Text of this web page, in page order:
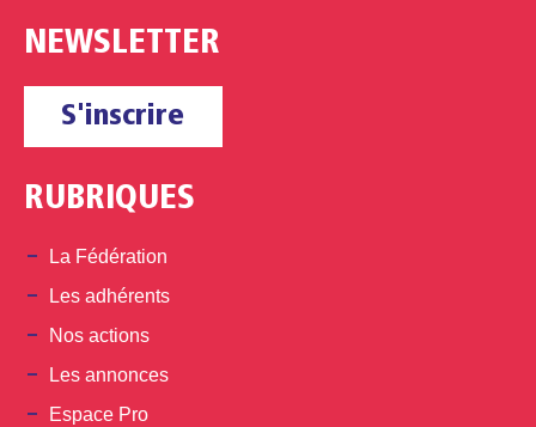
NEWSLETTER
S'inscrire
RUBRIQUES
La Fédération
Les adhérents
Nos actions
Les annonces
Espace Pro